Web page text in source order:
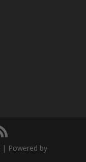
| Powered by